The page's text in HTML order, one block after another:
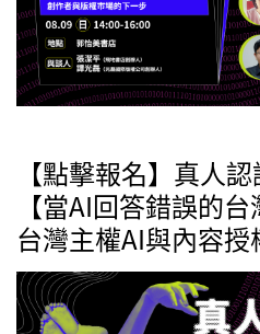
【點擊報名】真人
【當AI回答錯誤的
台灣主權AI與內容授